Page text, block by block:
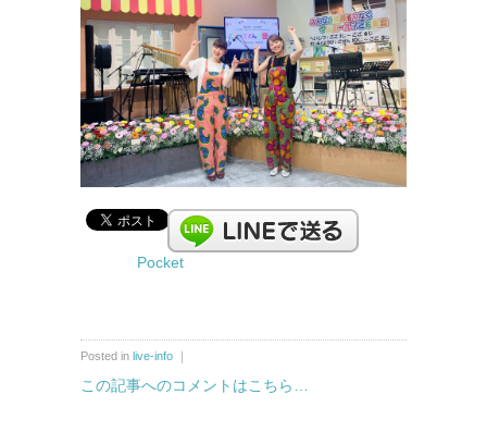
Pocket
Posted in live-info ｜
この記事へのコメントはこちら…